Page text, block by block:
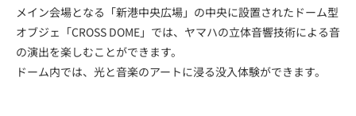
メイン会場となる「新港中央広場」の中央に設置されたドーム型
オブジェ「CROSS DOME」では、ヤマハの立体音響技術による音
の演出を楽しむことができます。
ドーム内では、光と音楽のアートに浸る没入体験ができます。